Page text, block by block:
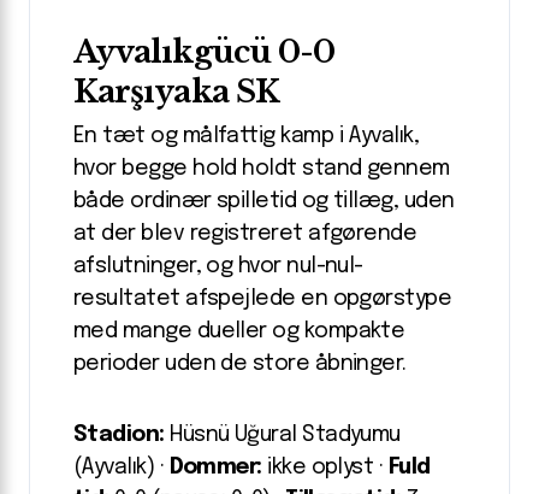
Ayvalıkgücü 0-0
Karşıyaka SK
En tæt og målfattig kamp i Ayvalık,
hvor begge hold holdt stand gennem
både ordinær spilletid og tillæg, uden
at der blev registreret afgørende
afslutninger, og hvor nul-nul-
resultatet afspejlede en opgørstype
med mange dueller og kompakte
perioder uden de store åbninger.
Stadion: Hüsnü Uğural Stadyumu
(Ayvalık) · Dommer: ikke oplyst · Fuld